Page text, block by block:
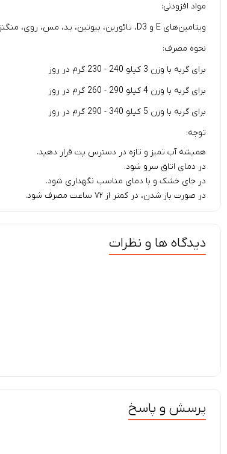
مواد افزودنی:
ویتامین‌های E و D3، تائورین، بیوتین، ید، مس، روی، منگنز.
نحوه مصرف:
برای گربه با وزن 3 کیلو 240 - 230 گرم در روز
برای گربه با وزن 4 کیلو 290 - 260 گرم در روز
برای گربه با وزن 5 کیلو 340 - 290 گرم در روز
توجه:
همیشه آب تمیز و تازه در دسترس پت قرار دهید.
در دمای اتاق سرو شود.
در جای خشک و با دمای مناسب نگهداری شود.
در صورت باز شدن، در کمتر از ۷۲ ساعت مصرف شود.
دیدگاه ها و نظرات
پرسش و پاسخ